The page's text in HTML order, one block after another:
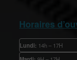
Horaires
Lundi: 14h – 17H